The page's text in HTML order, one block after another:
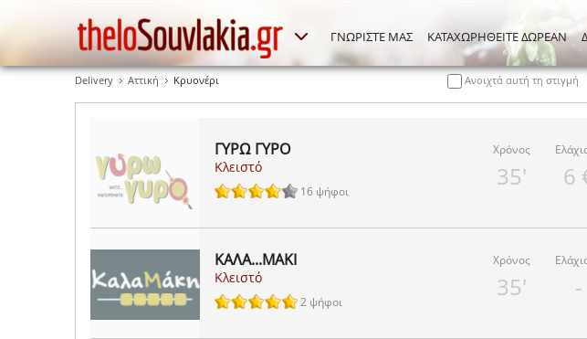
ΓΝΩΡΙΣΤΕ ΜΑΣ ΚΑΤΑΧΩΡΗΘΕΙΤΕ ΔΩΡΕΑΝ
Delivery Αττική Κρυονέρι Ανοιχτά αυτή τη στιγμή
ΓΥΡΩ ΓΥΡΟ
Κλειστό
16 ψήφοι
Χρόνος
35' 6
ΚΑΛΑ...ΜΑΚΙ
Κλειστό
2 ψήφοι
Χρόνος
35' -